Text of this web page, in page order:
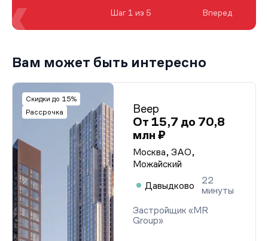
Шаг 1 из 5 Вперед
Вам может быть интересно
Скидки до 15%
Рассрочка
Веер
От 15,7 до 70,8
млн ₽
Москва, ЗАО,
Можайский
Давыдково
22
минуты
Застройщик «MR
Group»